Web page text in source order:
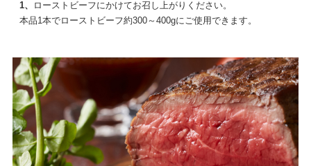
1、
ローストビーフにかけてお召し上がりください。
本品1本でローストビーフ約300～400gにご使用できます。